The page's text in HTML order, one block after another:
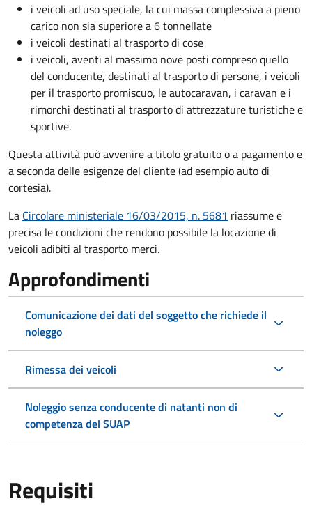
i veicoli ad uso speciale, la cui massa complessiva a pieno
carico non sia superiore a 6 tonnellate
i veicoli destinati al trasporto di cose
i veicoli, aventi al massimo nove posti compreso quello
del conducente, destinati al trasporto di persone, i veicoli
per il trasporto promiscuo, le autocaravan, i caravan e i
rimorchi destinati al trasporto di attrezzature turistiche e
sportive.
Questa attività può avvenire a titolo gratuito o a pagamento e
a seconda delle esigenze del cliente (ad esempio auto di
cortesia).
La Circolare ministeriale 16/03/2015, n. 5681 riassume e
precisa le condizioni che rendono possibile la locazione di
veicoli adibiti al trasporto merci.
Approfondimenti
Comunicazione dei dati del soggetto che richiede il
noleggo
Rimessa dei veicoli
Noleggio senza conducente di natanti non di
competenza del SUAP
Requisiti